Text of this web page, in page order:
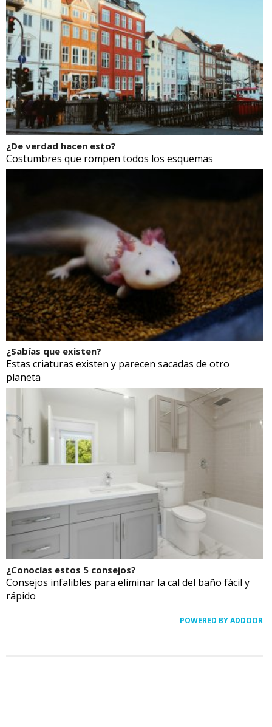
¿De verdad hacen esto?
Costumbres que rompen todos los esquemas
¿Sabías que existen?
Estas criaturas existen y parecen sacadas de otro
planeta
¿Conocías estos 5 consejos?
Consejos infalibles para eliminar la cal del baño fácil y
rápido
POWERED BY ADDOOR